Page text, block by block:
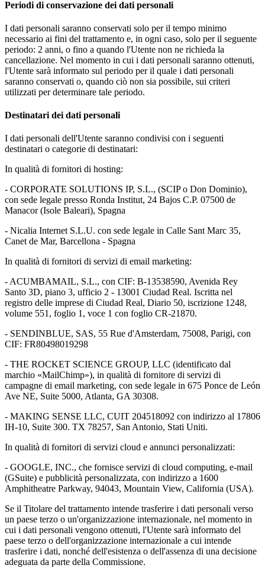
Periodi di conservazione dei dati personali
I dati personali saranno conservati solo per il tempo minimo
necessario ai fini del trattamento e, in ogni caso, solo per il seguente
periodo: 2 anni, o fino a quando l'Utente non ne richieda la
cancellazione. Nel momento in cui i dati personali saranno ottenuti,
l'Utente sarà informato sul periodo per il quale i dati personali
saranno conservati o, quando ciò non sia possibile, sui criteri
utilizzati per determinare tale periodo.
Destinatari dei dati personali
I dati personali dell'Utente saranno condivisi con i seguenti
destinatari o categorie di destinatari:
In qualità di fornitori di hosting:
- CORPORATE SOLUTIONS IP, S.L., (SCIP o Don Dominio),
con sede legale presso Ronda Institut, 24 Bajos C.P. 07500 de
Manacor (Isole Baleari), Spagna
- Nicalia Internet S.L.U. con sede legale in Calle Sant Marc 35,
Canet de Mar, Barcellona - Spagna
In qualità di fornitori di servizi di email marketing:
- ACUMBAMAIL, S.L., con CIF: B-13538590, Avenida Rey
Santo 3D, piano 3, ufficio 2 - 13001 Ciudad Real. Iscritta nel
registro delle imprese di Ciudad Real, Diario 50, iscrizione 1248,
volume 551, foglio 1, voce 1 con foglio CR-21870.
- SENDINBLUE, SAS, 55 Rue d'Amsterdam, 75008, Parigi, con
CIF: FR80498019298
- THE ROCKET SCIENCE GROUP, LLC (identificato dal
marchio «MailChimp»), in qualità di fornitore di servizi di
campagne di email marketing, con sede legale in 675 Ponce de León
Ave NE, Suite 5000, Atlanta, GA 30308.
- MAKING SENSE LLC, CUIT 204518092 con indirizzo al 17806
IH-10, Suite 300. TX 78257, San Antonio, Stati Uniti.
In qualità di fornitori di servizi cloud e annunci personalizzati:
- GOOGLE, INC., che fornisce servizi di cloud computing, e-mail
(GSuite) e pubblicità personalizzata, con indirizzo a 1600
Amphitheatre Parkway, 94043, Mountain View, California (USA).
Se il Titolare del trattamento intende trasferire i dati personali verso
un paese terzo o un'organizzazione internazionale, nel momento in
cui i dati personali vengono ottenuti, l'Utente sarà informato del
paese terzo o dell'organizzazione internazionale a cui intende
trasferire i dati, nonché dell'esistenza o dell'assenza di una decisione
adeguata da parte della Commissione.